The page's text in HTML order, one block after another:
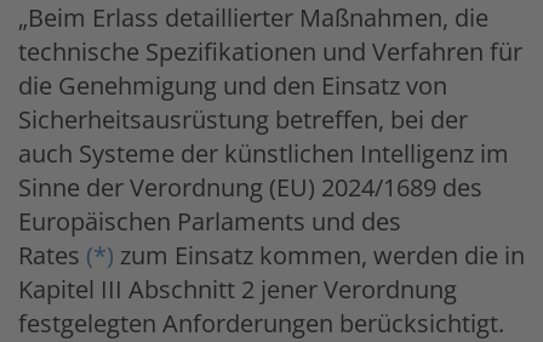
„Beim Erlass detaillierter Maßnahmen, die
technische Spezifikationen und Verfahren für
die Genehmigung und den Einsatz von
Sicherheitsausrüstung betreffen, bei der
auch Systeme der künstlichen Intelligenz im
Sinne der Verordnung (EU) 2024/1689 des
Europäischen Parlaments und des
Rates (*) zum Einsatz kommen, werden die in
Kapitel III Abschnitt 2 jener Verordnung
festgelegten Anforderungen berücksichtigt.